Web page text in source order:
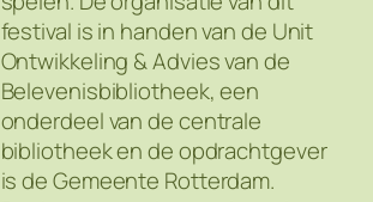
festival is in handen van de Unit
Ontwikkeling & Advies van de
Belevenisbibliotheek, een
onderdeel van de centrale
bibliotheek en de opdrachtgever
is de Gemeente Rotterdam.